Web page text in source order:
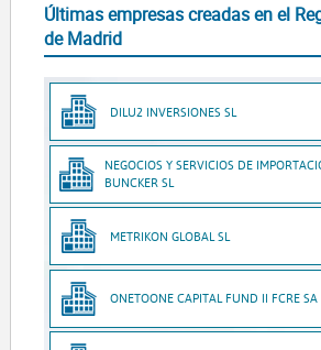
Últimas empresas creadas en el
de Madrid
DILU2 INVERSIONES SL
NEGOCIOS Y SERVICIOS DE
BUNCKER SL
METRIKON GLOBAL SL
ONETOONE CAPITAL FUND II FCRE SA